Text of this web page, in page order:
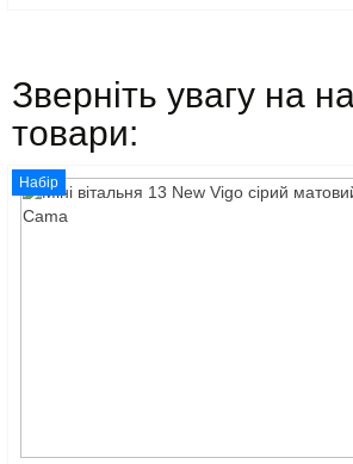
Зверніть увагу на
товари:
Набір